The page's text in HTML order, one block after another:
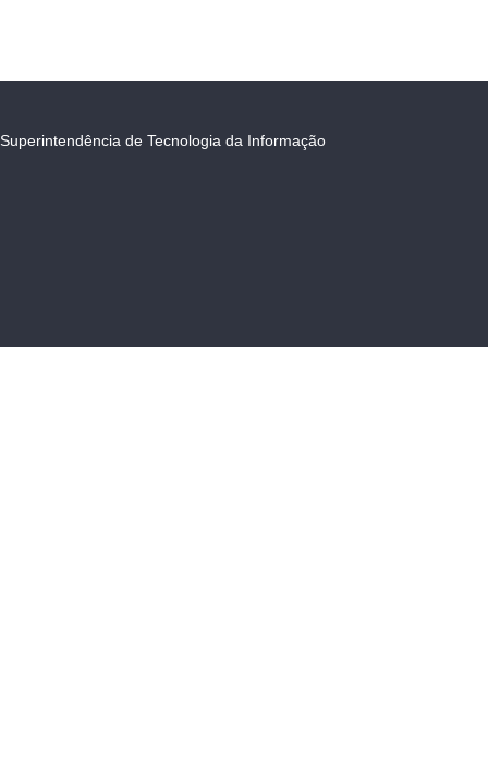
Superintendência de Tecnologia da Informação